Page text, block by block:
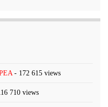
- 172 615 views
710 views